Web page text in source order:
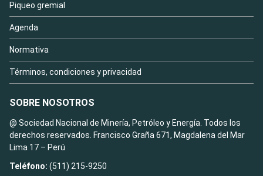
Piqueo gremial
Agenda
Normativa
Términos, condiciones y privacidad
SOBRE NOSOTROS
@ Sociedad Nacional de Minería, Petróleo y Energía. Todos los
derechos reservados. Francisco Graña 671, Magdalena del Mar
Lima 17 – Perú
Teléfono: (511) 215-9250